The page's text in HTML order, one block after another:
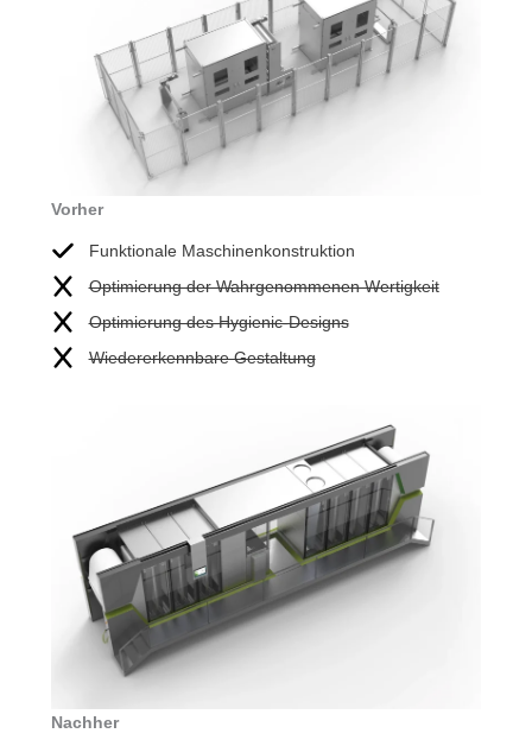
Vorher
Funktionale Maschinenkonstruktion
Optimierung der Wahrgenommenen Wertigkeit
Optimierung des Hygienic-Designs
Wiedererkennbare Gestaltung
Nachher